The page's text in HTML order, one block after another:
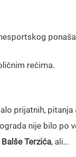
rečima.
prijatnih, pitanja
nije bilo po
Balše Terzića, ali…